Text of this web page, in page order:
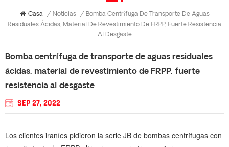
Casa / Noticias / Bomba Centrífuga De Transporte De Aguas
Residuales Ácidas, Material De Revestimiento De FRPP, Fuerte Resistencia
Al Desgaste
Bomba centrífuga de transporte de aguas residuales
ácidas, material de revestimiento de FRPP, fuerte
resistencia al desgaste
SEP 27, 2022
Los clientes iraníes pidieron la serie JB de bombas centrífugas con